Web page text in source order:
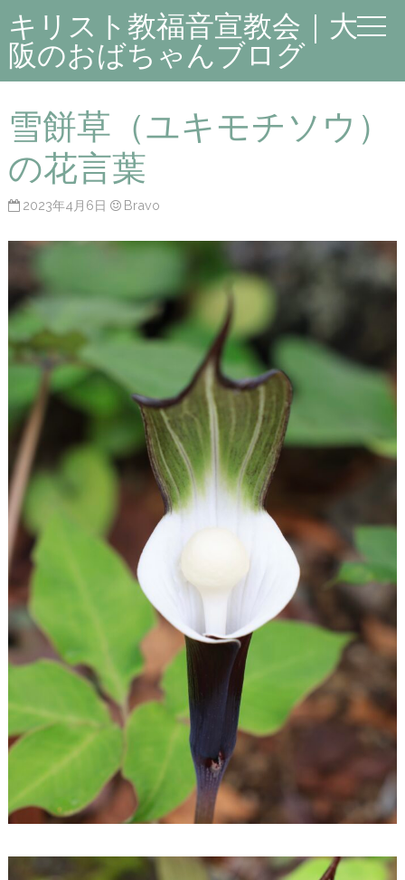
キリスト教福音宣教会｜大
阪のおばちゃんブログ
雪餅草（ユキモチソウ）
の花言葉
2023年4月6日 Bravo